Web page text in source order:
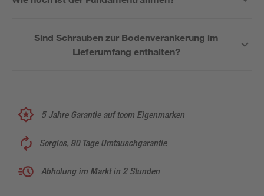
Sind Schrauben zur Bodenverankerung im
Lieferumfang enthalten?
5 Jahre Garantie auf toom Eigenmarken
Sorglos, 90 Tage Umtauschgarantie
Abholung im Markt in 2 Stunden